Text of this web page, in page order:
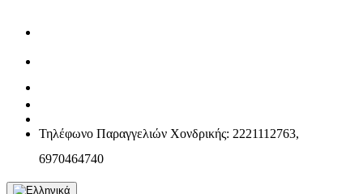
Τηλέφωνο Παραγγελιών Χονδρικής: 2221112763,
6970464740